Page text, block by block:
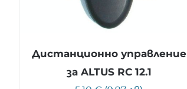
Дистанционно управление
за ALTUS RC 12.1